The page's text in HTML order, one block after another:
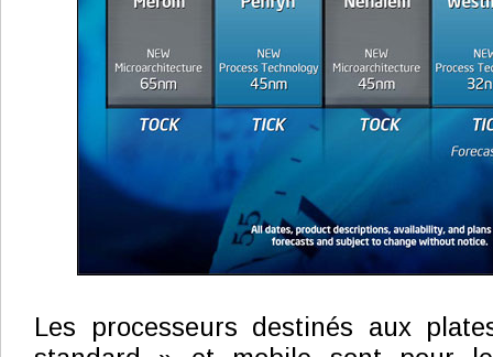
Les processeurs destinés aux